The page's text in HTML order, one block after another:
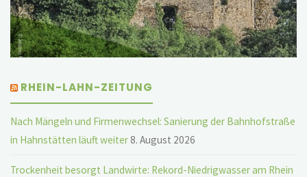
RHEIN-LAHN-ZEITUNG
Nach Mängeln und Firmenwechsel: Sanierung der Bahnhofstraße
in Hahnstätten läuft weiter8. August 2026
Trockenheit besorgt Landwirte: Rekord-Niedrigwasser am Rhein